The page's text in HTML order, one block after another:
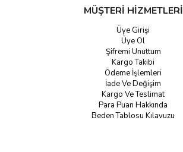
MÜŞTERİ HİZMETLERİ
Üye Girişi
Üye Ol
Şifremi Unuttum
Kargo Takibi
Ödeme İşlemleri
İade Ve Değişim
Kargo Ve Teslimat
Para Puan Hakkında
Beden Tablosu Kılavuzu